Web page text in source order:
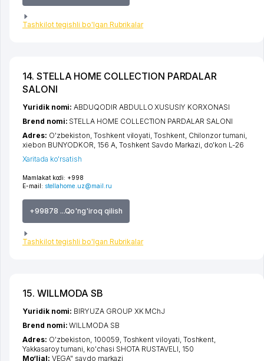
Tashkilot tegishli bo'lgan Rubrikalar
14. STELLA HOME COLLECTION PARDALAR
SALONI
Mamlakat kodi: +998
E-mail: stellahome.uz@mail.ru
+99878 ...Qo'ng'iroq qilish
Tashkilot tegishli bo'lgan Rubrikalar
Yuridik nomi:ABDUQODIR ABDULLO XUSUSIY KORXONASI
Brend nomi: STELLA HOME COLLECTION PARDALAR SALONI
Adres: O'zbekiston,Toshkent viloyati ,Toshkent, Chilonzor tumani
xiеbon BUNYODKOR , 156 A, Toshkent Savdo Markazi, do'kon L-26
Xaritada ko'rsatish
15. WILLMODA SB
Yuridik nomi: BIRYUZA GROUP XK MChJ
Brend nomi:WILLMODA SB
Adres: O'zbekiston, 100059, Toshkent viloyati, Toshkent,
Yakkasaroy tumani, ko'chasi SHOTA RUSTAVELI, 150
Mo‘ljal: VEGA" savdo markazi